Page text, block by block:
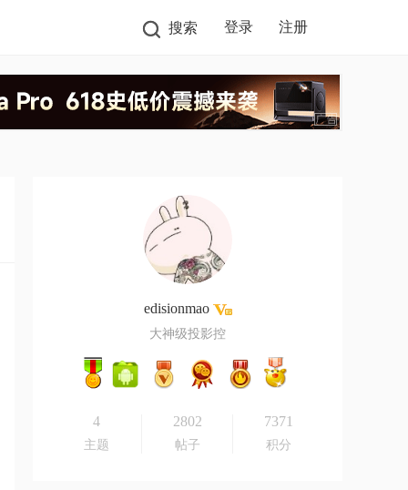
搜索 登录 注册
edisionmao
大神级投影控
4
主题
2802
帖子
7371
积分